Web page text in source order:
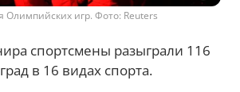
Олимпийских игр. Фото: Reuters
спортсмены разыграли 116
в 16 видах спорта.